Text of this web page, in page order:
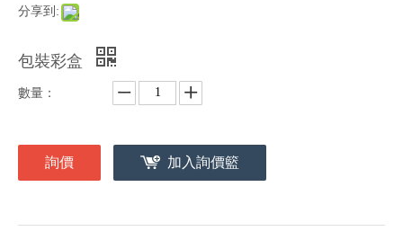
分享到:
包裝彩盒
數量：
詢價 加入詢價籃